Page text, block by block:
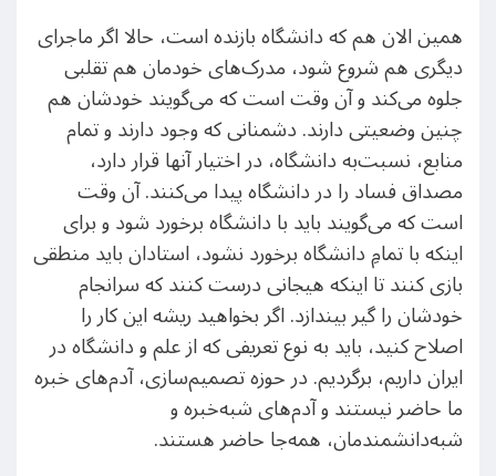
همین الان هم که دانشگاه بازنده است، حالا اگر ماجرای
دیگری هم شروع شود، مدرک‌های خودمان هم تقلبی
جلوه می‌کند و آن وقت است که می‌گویند خودشان هم
چنین وضعیتی دارند. دشمنانی که وجود دارند و تمام
منابع، نسبت‌به دانشگاه، در اختیار آنها قرار دارد،
مصداق فساد را در دانشگاه پیدا می‌کنند. آن وقت
است که می‌گویند باید با دانشگاه برخورد شود و برای
اینکه با تمامِ دانشگاه برخورد نشود، استادان باید منطقی
بازی کنند تا اینکه هیجانی درست کنند که سرانجام
خودشان را ‌گیر بیندازد. اگر بخواهید ریشه این کار را
اصلاح کنید، باید به نوع تعریفی که از علم و دانشگاه در
ایران داریم، برگردیم. در حوزه تصمیم‌سازی، آدم‌های خبره
ما حاضر نیستند و آدم‌های شبه‌خبره و
شبه‌دانشمندمان، همه‌جا حاضر هستند.